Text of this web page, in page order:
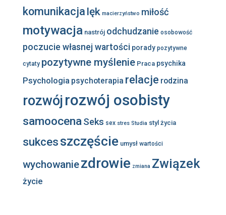
komunikacja lęk macierzyństwo miłość
motywacja nastrój odchudzanie osobowość
poczucie własnej wartości porady pozytywne
cytaty pozytywne myślenie Praca psychika
Psychologia psychoterapia relacje rodzina
rozwójrozwój osobisty
samoocenaSeks sex stres Studia styl życia
sukcesszczęście umysł wartości
wychowaniezdrowie zmiana Związek
życie